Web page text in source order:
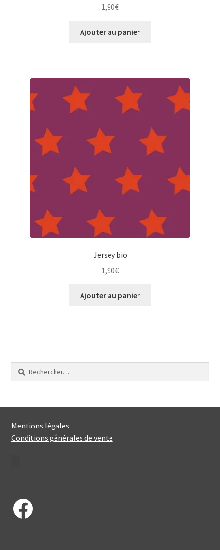
1,90€
Ajouter au panier
Jersey bio
1,90€
Ajouter au panier
Rechercher :
Mentions légales
Conditions générales de vente
Facebook